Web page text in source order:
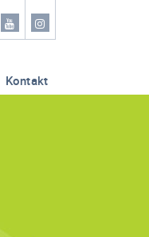
Kontakt
Home
Leistungen